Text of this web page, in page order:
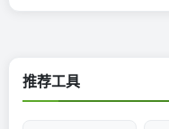
推荐工具